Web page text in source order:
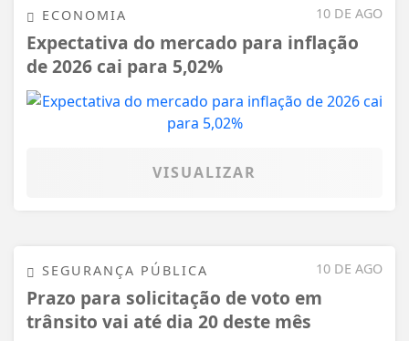
10 DE AGO
ECONOMIA
Expectativa do mercado para inflação
de 2026 cai para 5,02%
VISUALIZAR
10 DE AGO
SEGURANÇA PÚBLICA
Prazo para solicitação de voto em
trânsito vai até dia 20 deste mês